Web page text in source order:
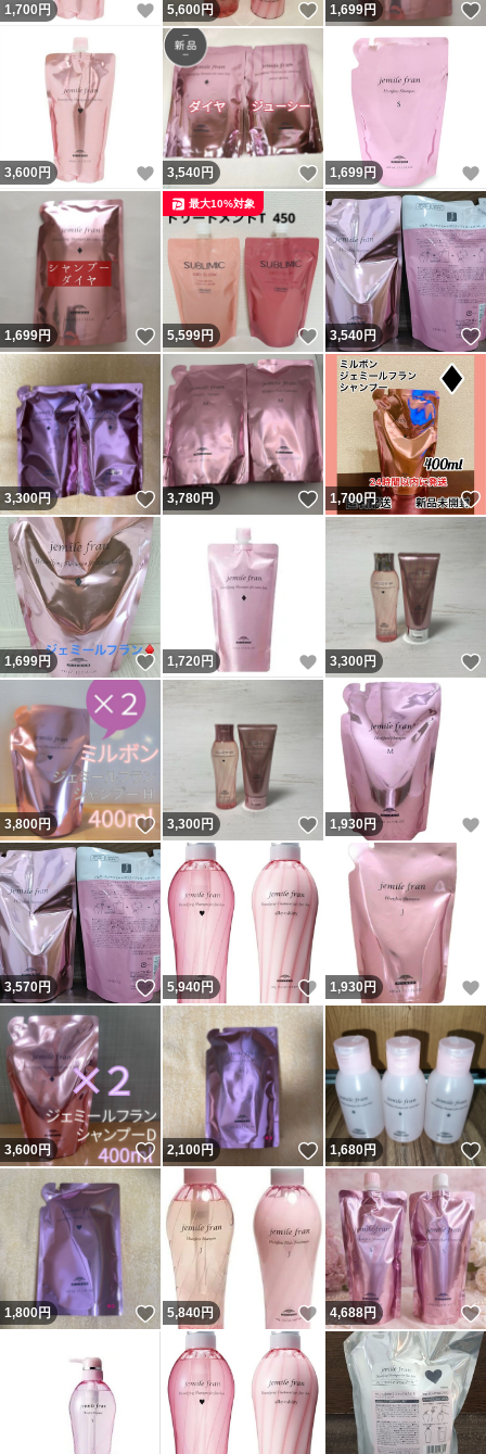
1,700 円 いいね！
5,600円 いいね！
1,699円
3,600 円 いいね！
3,540円 いいね！
1,699円
1,699円 いいね！
5,599円 いいね！
最大10%対象
3,540円
3,300円 いいね！
3,780円 いいね！
1,700円
1,699円 いいね！
1,720 円 いいね！
3,300円
3,800円 いいね！
3,300円 いいね！
1,930円
3,570円 いいね！
5,940円 いいね！
1,930円
3,600円 いいね！
2,100円 いいね！
1,680円
1,800円 いいね！
5,840円 いいね！
4,688円